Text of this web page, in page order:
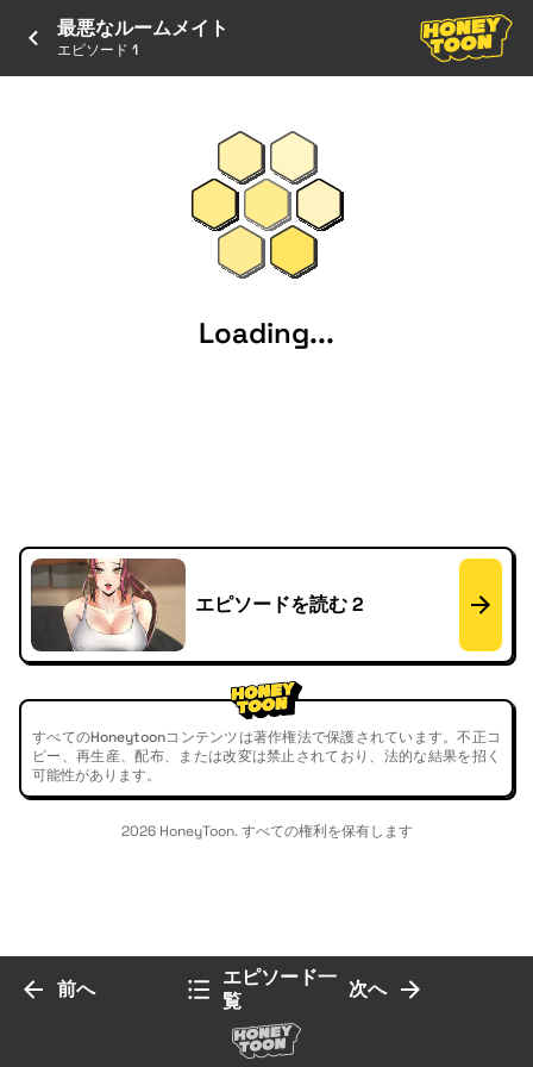
最悪なルームメイト
エピソード 1
Loading...
エピソードを読む 2
すべてのHoneytoonコンテンツは著作権法で保護されています。不正コ
ピー、再生産、配布、または改変は禁止されており、法的な結果を招く
可能性があります。
2026 HoneyToon. すべての権利を保有します
前へ
エピソード一
覧
次へ